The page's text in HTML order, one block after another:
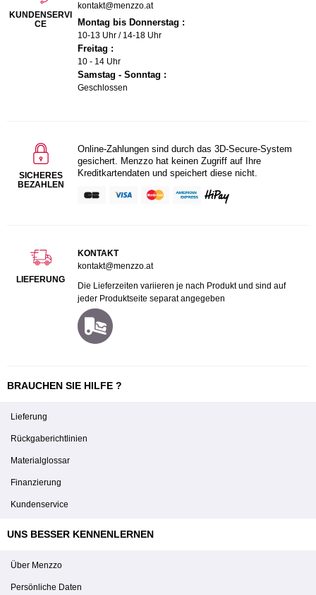
KUNDENSERVI
CE
kontakt@menzzo.at
Montag bis Donnerstag :
10-13 Uhr / 14-18 Uhr
Freitag :
10 - 14 Uhr
Samstag - Sonntag :
Geschlossen
SICHERES
BEZAHLEN
Online-Zahlungen sind durch das 3D-Secure-System
gesichert. Menzzo hat keinen Zugriff auf Ihre
Kreditkartendaten und speichert diese nicht.
LIEFERUNG
KONTAKT
kontakt@menzzo.at
Die Lieferzeiten variieren je nach Produkt und sind auf
jeder Produktseite separat angegeben
BRAUCHEN SIE HILFE ?
Lieferung
Rückgaberichtlinien
Materialglossar
Finanzierung
Kundenservice
UNS BESSER KENNENLERNEN
Über Menzzo
Persönliche Daten